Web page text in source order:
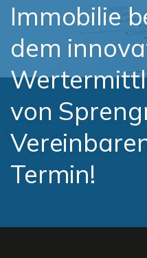
Immobilie
dem
von
Termin!